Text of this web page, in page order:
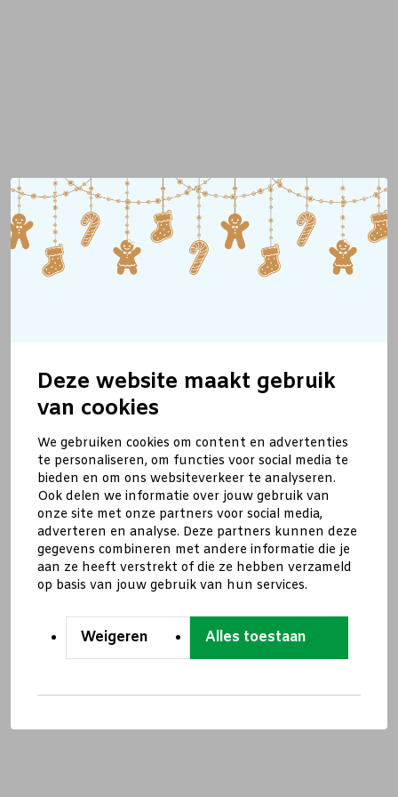
Deze website maakt gebruik
van cookies
We gebruiken cookies om content en advertenties
te personaliseren, om functies voor social media te
bieden en om ons websiteverkeer te analyseren.
Ook delen we informatie over jouw gebruik van
onze site met onze partners voor social media,
adverteren en analyse. Deze partners kunnen deze
gegevens combineren met andere informatie die je
aan ze heeft verstrekt of die ze hebben verzameld
op basis van jouw gebruik van hun services.
Weigeren Alles toestaan